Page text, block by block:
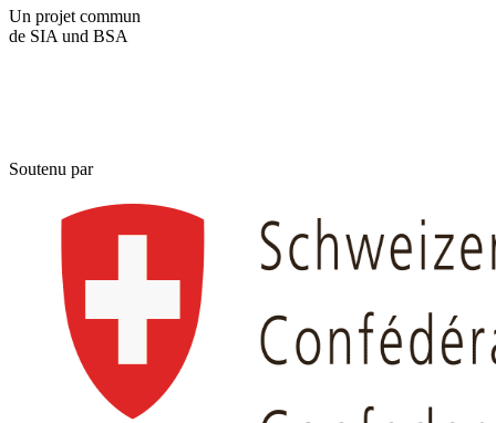
Un projet commun
de SIA und BSA
Soutenu par